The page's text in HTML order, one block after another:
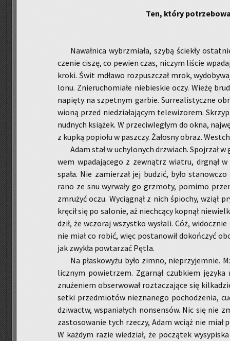
Ten, który
Na­wał­ni­ca wy­brzmia­ła, szybą ście­kły
cze­nie ciszę, co pe­wien czas, ni­czym li­ście
kroki. Świt mdła­wo roz­pusz­czał mrok,
lo­nu. Znie­ru­cho­mia­łe nie­bie­skie oczy. Wieżę
na­pię­ty na szpet­nym gar­bie. Sur­re­ali­stycz­ne
wio­ną przed nie­dzia­ła­ją­cym te­le­wi­zo­rem.
nud­nych ksią­żek. W prze­ciw­le­głym do okna,
z kupką po­pio­łu w pasz­czy. Ża­ło­sny obraz.
Adam stał w uchy­lo­nych drzwiach. Spoj­rzał
wem wpa­da­ją­ce­go z ze­wnątrz wia­tru, drgnął
spała. Nie za­mie­rzał jej bu­dzić, było
rano ze snu wy­rwa­ły go grzmo­ty, po­mi­mo
zmru­żyć oczu. Wy­cią­gnął z nich śpio­chy, wziął
krę­cił się po sa­lo­nie, aż nie­chcą­cy kop­nął
dził, że wczo­raj wszyst­ko wy­sła­li. Cóż,
nie miał co robić, więc po­sta­no­wił do­koń­czyć
jak zwy­kła po­wta­rzać Pętla.
Na pła­sko­wy­żu było zimno, nie­przy­jem­nie.
licz­nym po­wie­trzem. Zgar­nął czub­kiem
znu­że­niem ob­ser­wo­wał roz­ta­cza­ją­ce się
setki przed­mio­tów nie­zna­ne­go po­cho­dze­nia,
dzi­wactw, wspa­nia­łych non­sen­sów. Nic się nie
za­sto­so­wa­nie tych rze­czy, Adam wciąż nie miał
W każ­dym razie wie­dział, że po­czą­tek